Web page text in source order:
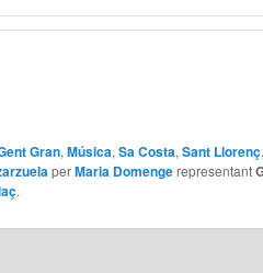
Gran,Música,Sa Costa,Sant Llorenç,
perMaria Domengerepresentant
.